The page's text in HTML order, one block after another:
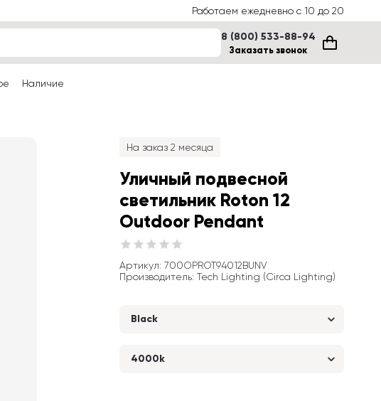
Работаем ежедневно с 10 до 20
8 (800) 533-88-94
Заказать звонок
Наличие
На заказ 2 месяца
Уличный подвесной
светильник Roton 12
Outdoor Pendant
Артикул: 700OPROT94012BUNV
Производитель: Tech Lighting (Circa Lighting)
Black
4000k